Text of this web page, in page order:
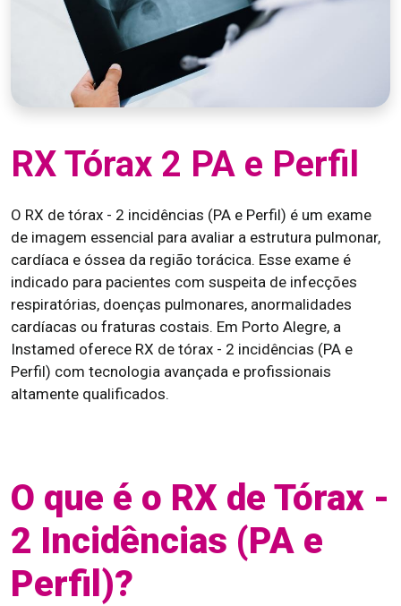
RX Tórax 2 PA e Perfil
O RX de tórax - 2 incidências (PA e Perfil) é um exame
de imagem essencial para avaliar a estrutura pulmonar,
cardíaca e óssea da região torácica. Esse exame é
indicado para pacientes com suspeita de infecções
respiratórias, doenças pulmonares, anormalidades
cardíacas ou fraturas costais. Em Porto Alegre, a
Instamed oferece RX de tórax - 2 incidências (PA e
Perfil) com tecnologia avançada e profissionais
altamente qualificados.
O que é o RX de Tórax -
2 Incidências (PA e
Perfil)?